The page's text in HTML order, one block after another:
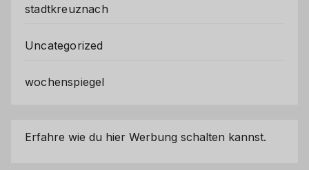
stadtkreuznach
Uncategorized
wochenspiegel
Erfahre wie du hier Werbung schalten kannst.